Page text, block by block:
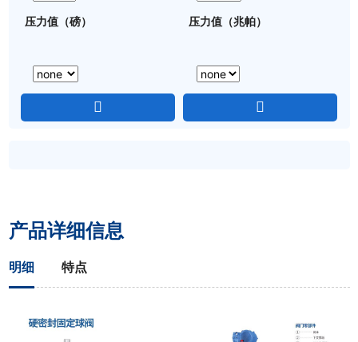
压力值（磅） 压力值（兆帕）
产品详细信息
明细 特点